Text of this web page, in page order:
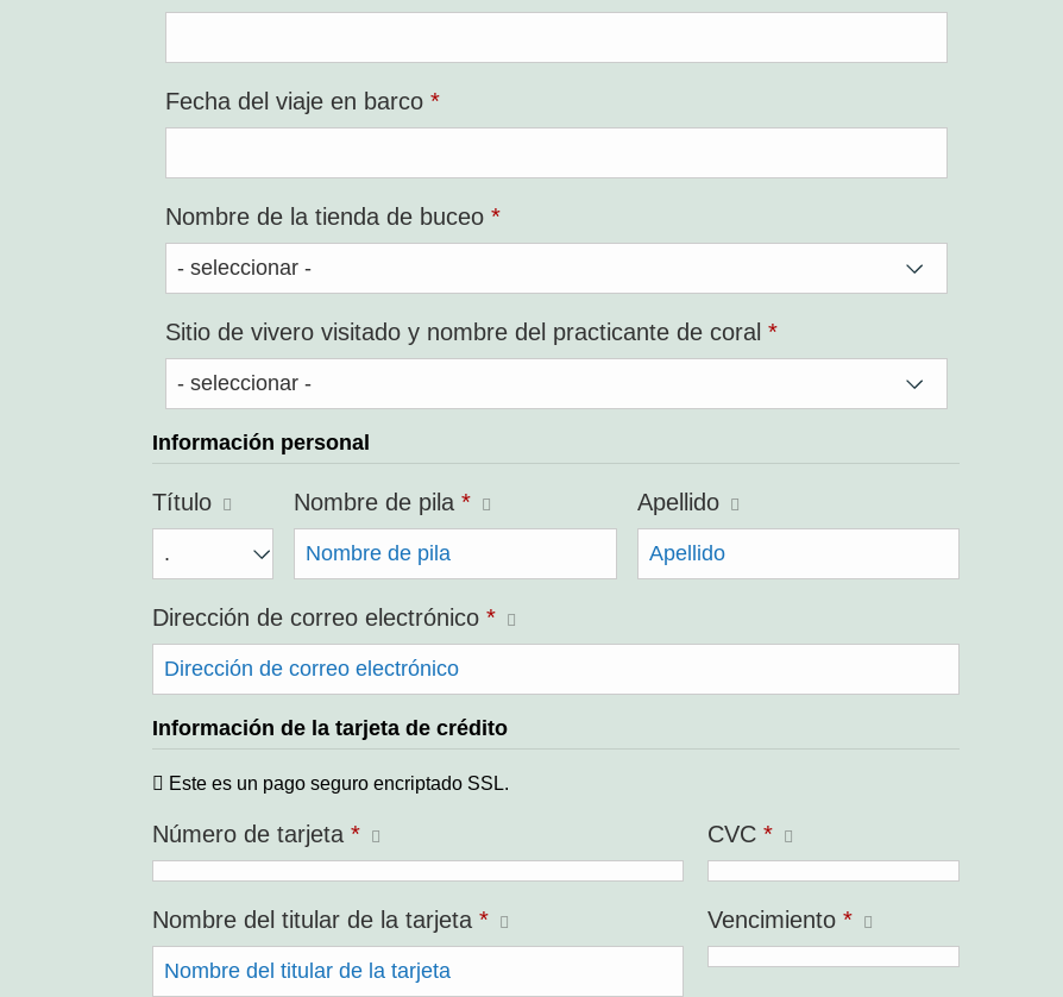
Fecha del viaje en barco *Requerido
Nombre de la tienda de buceo *Requerido
Sitio de vivero visitado y nombre del practicante de coral *Requerido
Información personal
Título Nombre de pila* Apellido
Dirección de correo electrónico*
Información de la tarjeta de crédito
Este es un pago seguro encriptado SSL.
Número de tarjeta* CVC *
Nombre del titular de la tarjeta* Vencimiento *